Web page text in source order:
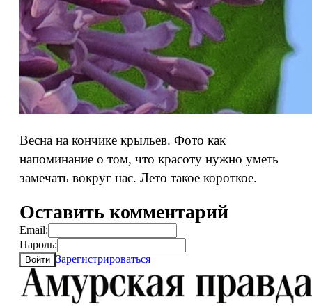
Весна на кончике крыльев. Фото как
напоминание о том, что красоту нужно уметь
замечать вокруг нас. Лето такое короткое.
Оставить комментарий
Email:
Пароль:
Войти Зарегистрироваться